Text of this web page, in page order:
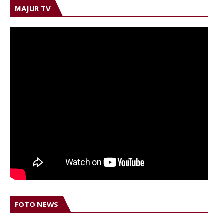
MAJUR TV
FOTO NEWS